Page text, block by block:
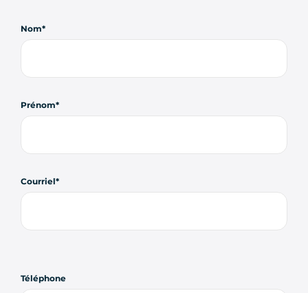
Nom
Prénom
Courriel
Téléphone